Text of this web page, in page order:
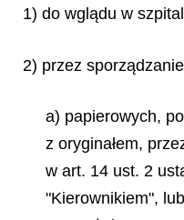
1) do wglądu w
2) przez
a) papierowych,
z oryginałem,
w art. 14 ust. 2
"Kierownikiem",